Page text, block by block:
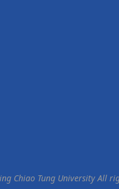
Chiao Tung University All